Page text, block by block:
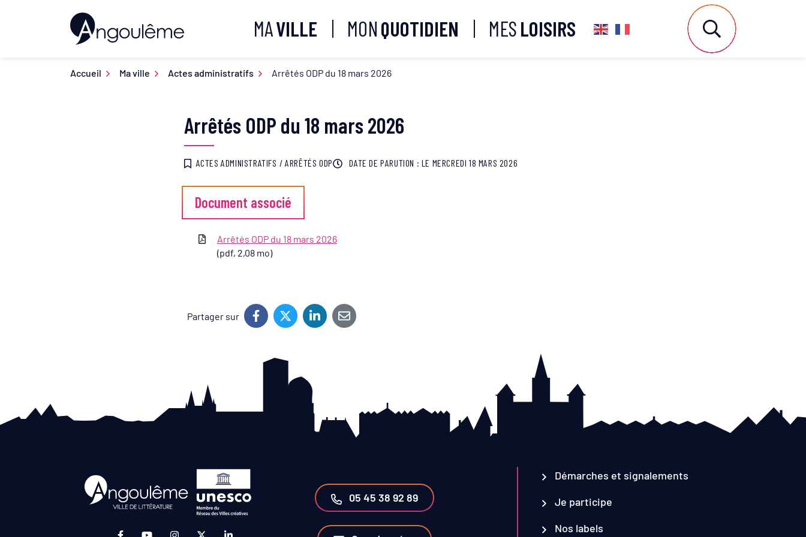
Ville d'Angoulême MAVILLE MONQUOTIDIEN MESLOISIRS
AFFICHER LA
Accueil Ma ville Actes administratifs Arrêtés ODP du 18 mars 2026
Arrêtés ODP du 18 mars 2026
ACTES ADMINISTRATIFS / ARRÊTÉS ODP DATE DE PARUTION : LE MERCREDI 18 MARS 2026
Document associé
Arrêtés ODP du 18 mars 2026
(pdf, 2,08 mo)
Partager sur
Lien vers le compte Facebook (ouverture dans un nouvel onglet)
Lien vers la chaîne Youtube (ouverture dans un nouvel onglet)
Lien vers le compte Instagram (ouverture dans un nouvel onglet)
Lien vers le compte Twitter (ouverture dans un nouvel onglet)
Lien vers le compte Linkedin (ouverture dans un nouvel onglet)
05 45 38 92 89
Démarches et signalements
Je participe
Nos labels